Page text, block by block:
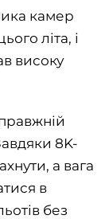
камер
літа, і
високу
8K-
а вага
в
без